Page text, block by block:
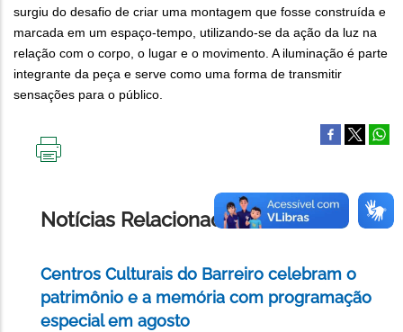
surgiu do desafio de criar uma montagem que fosse construída e
marcada em um espaço-tempo, utilizando-se da ação da luz na
relação com o corpo, o lugar e o movimento. A iluminação é parte
integrante da peça e serve como uma forma de transmitir
sensações para o público.
Notícias Relacionadas
Centros Culturais do Barreiro celebram o
patrimônio e a memória com programação
especial em agosto